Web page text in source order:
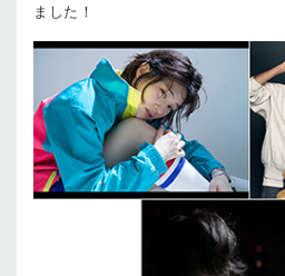
ました！